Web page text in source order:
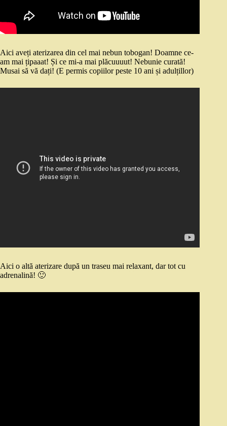
Aici aveți aterizarea din cel mai nebun tobogan! Doamne ce-
am mai țipaaat! Și ce mi-a mai plăcuuuut! Nebunie curată!
Musai să vă dați! (E permis copiilor peste 10 ani și adulțillor)
Aici o altă aterizare după un traseu mai relaxant, dar tot cu
adrenalină! 🙂